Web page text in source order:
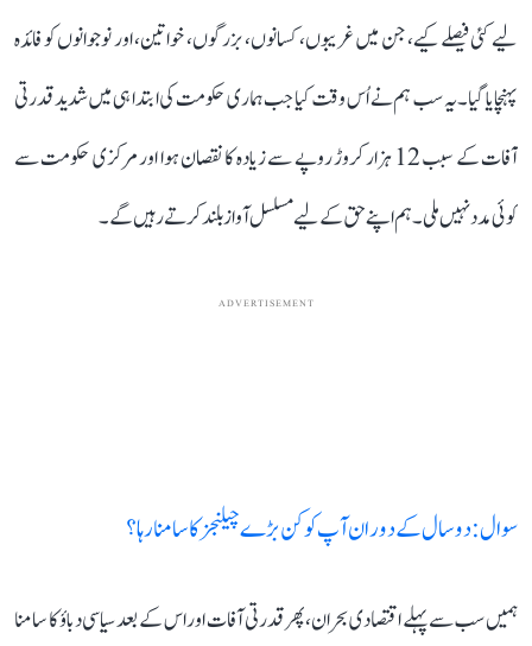
لیے کئی فیصلے کیے، جن میں غریبوں، کسانوں، بزرگوں، خواتین، اور نوجوانوں کو فائدہ
پہنچایا گیا۔ یہ سب ہم نے اُس وقت کیا جب ہماری حکومت کی ابتدا ہی میں شدید قدرتی
آفات کے سبب 12 ہزار کروڑ روپے سے زیادہ کا نقصان ہوا اور مرکزی حکومت سے
کوئی مدد نہیں ملی۔ ہم اپنے حق کے لیے مسلسل آواز بلند کرتے رہیں گے۔
ADVERTISEMENT
سوال: دو سال کے دوران آپ کو کن بڑے چیلنجز کا سامنا رہا؟
ہمیں سب سے پہلے اقتصادی بحران، پھر قدرتی آفات اور اس کے بعد سیاسی دباؤ کا سامنا